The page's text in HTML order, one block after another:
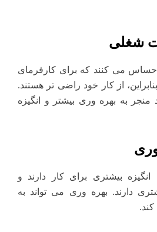
شغلی
احساس می کنند که برای کارفرمای
از کار خود راضی تر هستند.
به بهره وری بیشتر و انگیزه
انگیزه بیشتری برای کار دارند و
دارند. بهره وری می تواند به